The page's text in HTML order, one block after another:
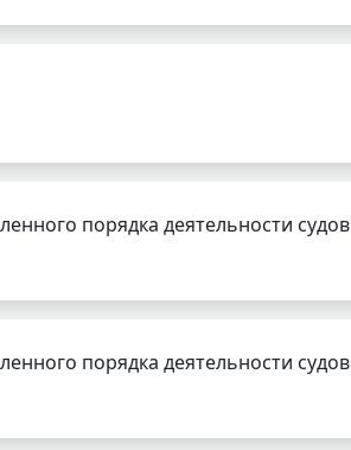
порядка деятельности судов
порядка деятельности судов